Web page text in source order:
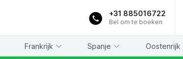
+31 885016722
Bel om te boeken
Frankrijk Spanje Oostenrijk